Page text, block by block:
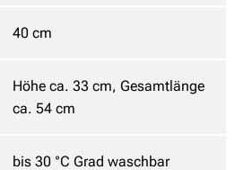
40 cm
Höhe ca. 33 cm, Gesamtlänge
ca. 54 cm
bis 30 °C Grad waschbar